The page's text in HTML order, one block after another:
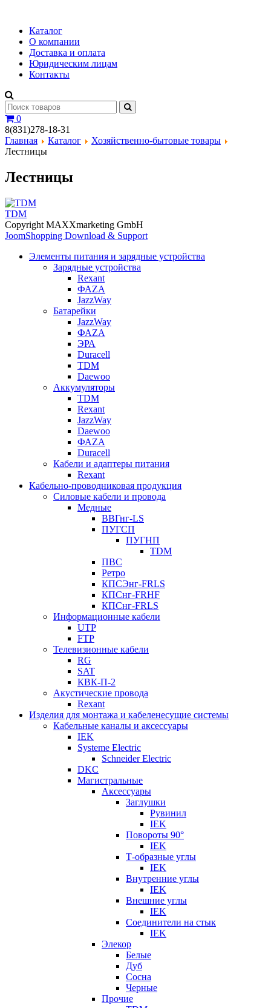
Каталог
О компании
Доставка и оплата
Юридическим лицам
Контакты
0
8(831)278-18-31
Главная
Каталог
Хозяйственно-бытовые товары
Лестницы
Лестницы
TDM
Copyright MAXXmarketing GmbH
JoomShopping Download & Support
Элементы питания и зарядные устройства
Зарядные устройства
Rexant
ФАZА
JazzWay
Батарейки
JazzWay
ФАZА
ЭРА
Duracell
TDM
Daewoo
Аккумуляторы
TDM
Rexant
JazzWay
Daewoo
ФАZА
Duracell
Кабели и адаптеры питания
Rexant
Кабельно-проводниковая продукция
Силовые кабели и провода
Медные
ВВГнг-LS
ПУГСП
ПУГНП
TDM
ПВС
Ретро
КПСЭнг-FRLS
КПСнг-FRHF
КПСнг-FRLS
Информационные кабели
UTP
FTP
Телевизионные кабели
RG
SAT
КВК-П-2
Акустические провода
Rexant
Изделия для монтажа и кабеленесущие системы
Кабельные каналы и аксессуары
IEK
Systeme Electric
Schneider Electric
DKC
Магистральные
Аксессуары
Заглушки
Рувинил
IEK
Повороты 90°
IEK
Т-образные углы
IEK
Внутренние углы
IEK
Внешние углы
IEK
Соединители на стык
IEK
Элекор
Белые
Дуб
Сосна
Черные
Прочие